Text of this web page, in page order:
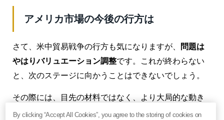
アメリカ市場の今後の行方は
さて、米中貿易戦争の行方も気になりますが、
問題は
やはりバリュエーション調整です。これが終わらない
と、次のステージに向かうことはできないでしょう。
その際には、目先の材料ではなく、より大局的な動き
を見ていくことが肝要です。その答えはすでに申し上
By clicking “Accept All Cookies”, you agree to the storing of cookies on